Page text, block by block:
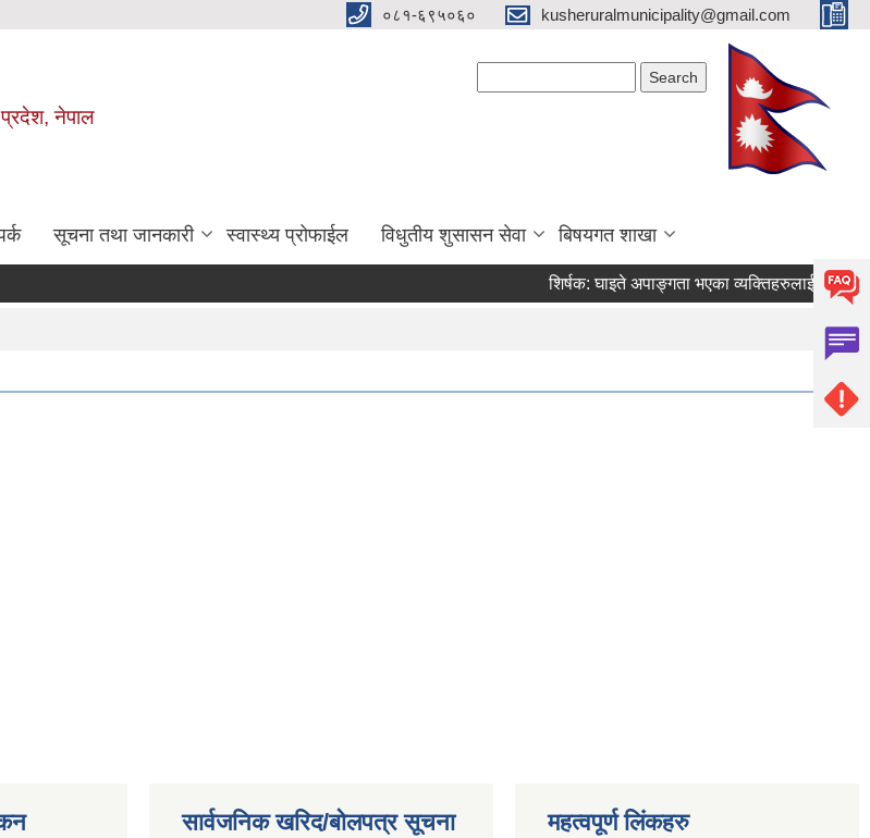
०८१-६९५०६० kusheruralmunicipality@gmail.com
प्रदेश, नेपाल
सूचना तथा जानकारी स्वास्थ्य प्रोफाईल विधुतीय शुसासन सेवा बिषयगत शाखा
शिर्षक:घाइते अपाङ्गता भएका व्यक्तिहरुलाई जिवन निर्वाह
सार्वजनिक खरिद/बोलपत्र सूचना महत्वपूर्ण लिंकहरु